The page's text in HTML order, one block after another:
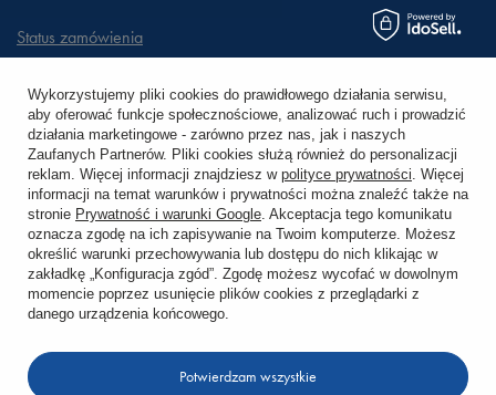
Status zamówienia
Chcę zareklamować produkt
Chcę zwrócić produkt
Chcę wymienić towar
KONTO
Wykorzystujemy pliki cookies do prawidłowego działania serwisu,
aby oferować funkcje społecznościowe, analizować ruch i prowadzić
działania marketingowe - zarówno przez nas, jak i naszych
Zaufanych Partnerów. Pliki cookies służą również do personalizacji
reklam. Więcej informacji znajdziesz w polityce prywatności. Więcej
informacji na temat warunków i prywatności można znaleźć także na
stronie Prywatność i warunki Google. Akceptacja tego komunikatu
oznacza zgodę na ich zapisywanie na Twoim komputerze. Możesz
określić warunki przechowywania lub dostępu do nich klikając w
zakładkę „Konfiguracja zgód”. Zgodę możesz wycofać w dowolnym
momencie poprzez usunięcie plików cookies z przeglądarki z
danego urządzenia końcowego.
Potwierdzam wszystkie